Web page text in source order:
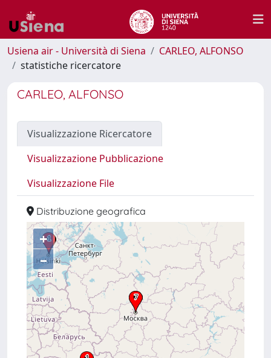
Usiena air - Università di Siena
CARLEO, ALFONSO
statistiche ricercatore
CARLEO, ALFONSO
Visualizzazione Ricercatore
Visualizzazione Pubblicazione
Visualizzazione File
Distribuzione geografica
+
–